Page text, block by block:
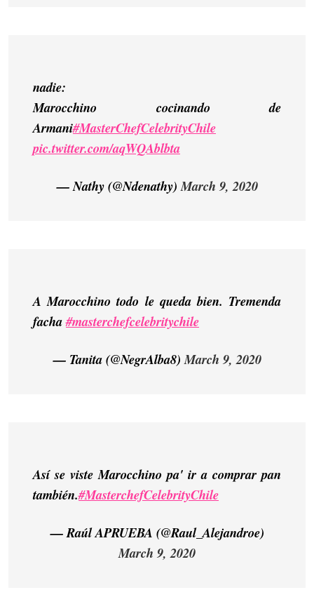
nadie:
Marocchino cocinando de
Armani#MasterChefCelebrityChile
pic.twitter.com/aqWQAblbta
— Nathy (@Ndenathy)March 9, 2020
A Marocchino todo le queda bien. Tremenda
facha#masterchefcelebritychile
— Tanita (@NegrAlba8)March 9, 2020
Así se viste Marocchino pa' ir a comprar pan
también.#MasterchefCelebrityChile
— Raúl APRUEBA (@Raul_Alejandroe)
March 9, 2020